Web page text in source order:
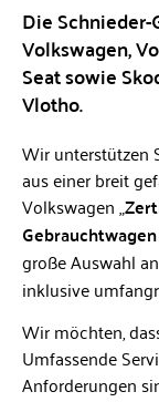
Die
Volkswagen,
Seat sowie
Vlotho.
Wir unterstützen
aus einer breit
Volkswagen „
große Auswahl an
inklusive
Wir möchten,
Umfassende
Anforderungen